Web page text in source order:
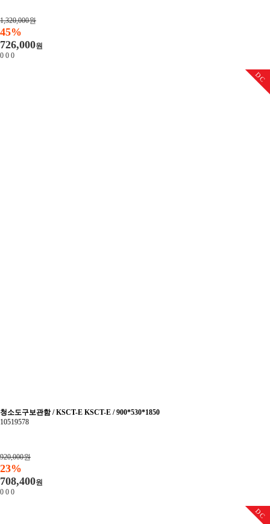
1,320,000원
45%
726,000원
0 0 0
DC
청소도구보관함 / KSCT-E KSCT-E / 900*530*1850
10519578
920,000원
23%
708,400원
0 0 0
DC